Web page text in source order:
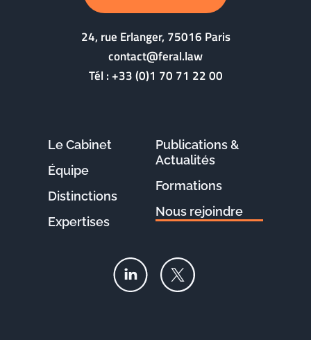
24, rue Erlanger, 75016 Paris
contact@feral.law
Tél :+33 (0)1 70 71 22 00
Le Cabinet
Équipe
Distinctions
Expertises
Publications &
Actualités
Formations
Nous rejoindre